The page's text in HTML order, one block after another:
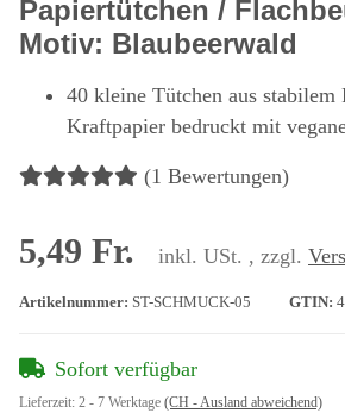
Papiertütchen /
Motiv: Blaubeerwald
40 kleine Tütchen aus stabilem
Kraftpapier bedruckt mit
(1 Bewertungen)
5,49 Fr. inkl. USt. , zzgl.
Artikelnummer: ST-SCHMUCK-05 GTIN:
Sofort verfügbar
Lieferzeit: 2 - 7 Werktage (CH - Ausland abweichend)